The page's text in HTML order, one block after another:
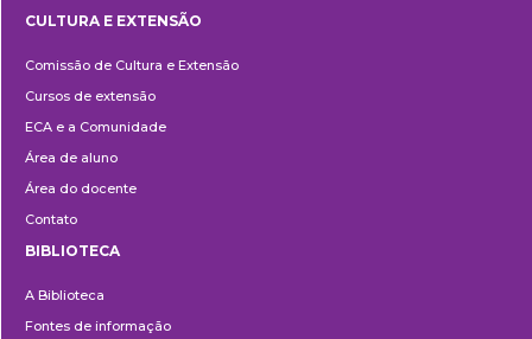
e
Extensão
CULTURA E EXTENSÃO
Comissão de Cultura e Extensão
Cursos de extensão
ECA e a Comunidade
Área de aluno
Área do docente
Contato
BIBLIOTECA
A Biblioteca
Fontes de informação